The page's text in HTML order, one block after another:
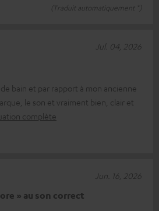
(Traduit automatiquement *)
de bain et par rapport à mon ancienne
le son et vraiment bien, clair et
complète
Jul. 04, 2026
» au son correct
Jun. 16, 2026